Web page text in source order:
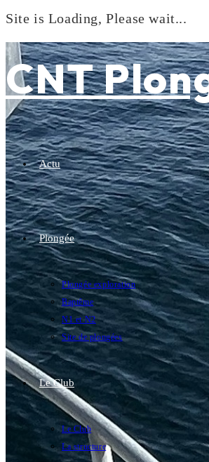
Site is Loading, Please wait...
to
content
CNT
Actu
Plongée
Plongée exploration
Baptême
N1 et N2
Site de plongées
Le Club
Le Club
La structure